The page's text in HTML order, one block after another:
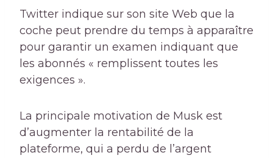
Twitter indique sur son site Web que la
coche peut prendre du temps à apparaître
pour garantir un examen indiquant que
les abonnés « remplissent toutes les
exigences ».
La principale motivation de Musk est
d’augmenter la rentabilité de la
plateforme, qui a perdu de l’argent